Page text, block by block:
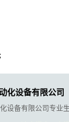
化设备有限公司
设备有限公司专业